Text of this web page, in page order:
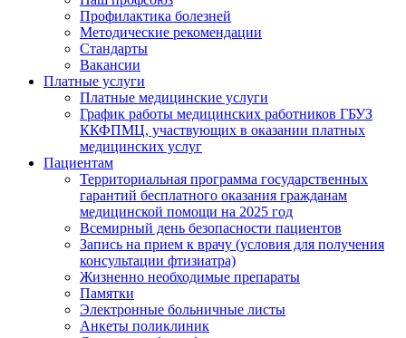
Профилактика болезней
Методические рекомендации
Стандарты
Вакансии
Платные услуги
Платные медицинские услуги
График работы медицинских работников ГБУЗ
ККФПМЦ, участвующих в оказании платных
медицинских услуг
Пациентам
Территориальная программа государственных
гарантий бесплатного оказания гражданам
медицинской помощи на 2025 год
Всемирный день безопасности пациентов
Запись на прием к врачу (условия для получения
консультации фтизиатра)
Жизненно необходимые препараты
Памятки
Электронные больничные листы
Анкеты поликлиник